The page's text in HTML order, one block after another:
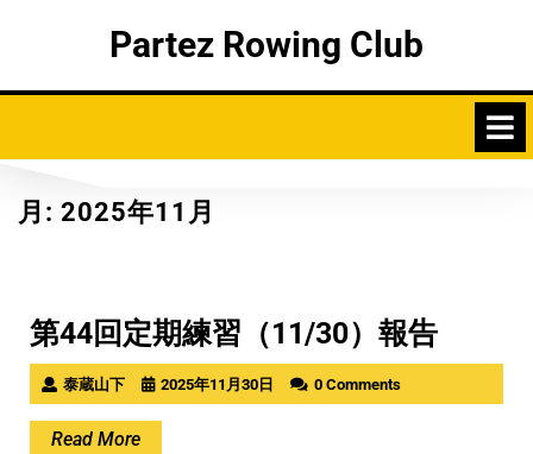
Partez Rowing Club
月: 2025年11月
第44回定期練習（11/30）報告
泰蔵山下 2025年11月30日 0 Comments
Read MoreRead